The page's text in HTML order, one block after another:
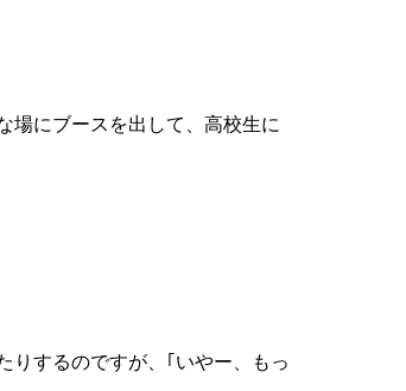
場にブースを出して、高校生に
りするのですが、｢いやー、もっ